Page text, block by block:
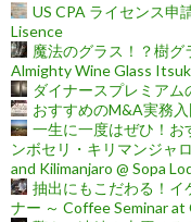
US CPA ライセンス申
Lisence
魔法のグラス！？樹
Almighty Wine Glass
ダイナースプレミアム
おすすめのM&A実務
一生に一度はぜひ！お
ンボセリ・キリマンジャ
and Kilimanjaro @ Sopa
抽出にもこだわる！イ
ナー ～ Coffee Seminar at